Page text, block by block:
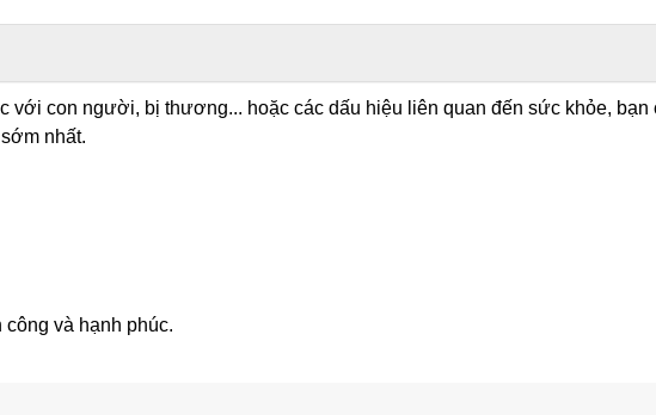
với con người, bị thương... hoặc các dấu hiệu liên quan đến sức khỏe, bạn
nhất.
và hạnh phúc.